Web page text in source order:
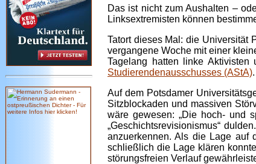
Das ist nicht zum Aushalten –
Linksextremisten können
Tatort dieses Mal: die Universität
vergangene Woche mit einer
Tagelang hatten linke Aktivisten
Studierendenausschusses (AStA).
Auf dem Potsdamer
Sitzblockaden und massiven
wäre gewesen: „Die hoch- und
„Geschichtsrevisionismus“
anzuerkennen. Als die Lage auf
schließlich die Lage klären
störungsfreien Verlauf